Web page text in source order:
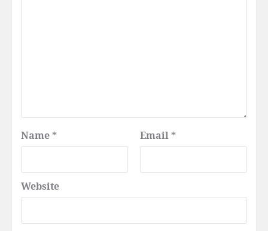
Name * Email *
Website